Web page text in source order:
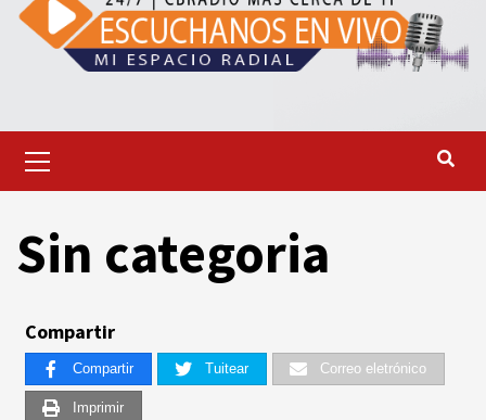
primario
Sin categoria
Compartir
Compartir Tuitear Correo eletrónico
Imprimir